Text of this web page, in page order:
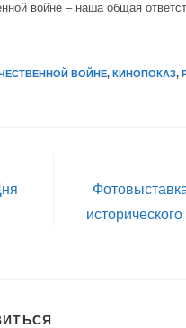
войне – наша общая
ВОЙНЕ, КИНОПОКАЗ,